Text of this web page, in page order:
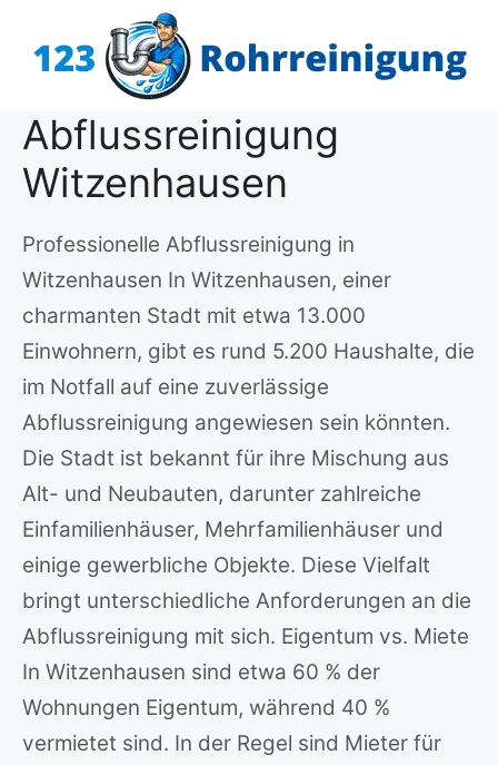
Inhalt
Abflussreinigung
Witzenhausen
Professionelle Abflussreinigung in
Witzenhausen In Witzenhausen, einer
charmanten Stadt mit etwa 13.000
Einwohnern, gibt es rund 5.200 Haushalte, die
im Notfall auf eine zuverlässige
Abflussreinigung angewiesen sein könnten.
Die Stadt ist bekannt für ihre Mischung aus
Alt- und Neubauten, darunter zahlreiche
Einfamilienhäuser, Mehrfamilienhäuser und
einige gewerbliche Objekte. Diese Vielfalt
bringt unterschiedliche Anforderungen an die
Abflussreinigung mit sich. Eigentum vs. Miete
In Witzenhausen sind etwa 60 % der
Wohnungen Eigentum, während 40 %
vermietet sind. In der Regel sind Mieter für